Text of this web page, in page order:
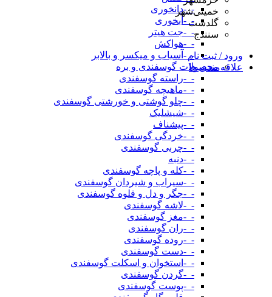
-_-دانخوری
-_-آبخوری
-_-جت هیتر
-_-هواکش
-_-آسیاب و میکسر و بالابر
محصولات گوسفندی و بره
-_-راسته گوسفندی
-_-ماهیچه گوسفندی
-_-چلو گوشتی و خورشتی گوسفندی
-_-شیشلیک
-_-پیشناف
-_-خردگی گوسفندی
-_-چربی گوسفندی
-_-دنبه
-_-کله و پاچه گوسفندی
-_-سیراب و شیردان گوسفندی
-_-جگر و دل و قلوه گوسفندی
-_-لاشه گوسفندی
-_-مغز گوسفندی
-_-ران گوسفندی
-_-روده گوسفندی
-_-دست گوسفندی
-_-استخوان و اسکلت گوسفندی
-_-گردن گوسفندی
-_-پوست گوسفندی
خمینی‌شهر
گلدشت
سنندج
ورود / ثبت نام
علاقه‌مندی ها